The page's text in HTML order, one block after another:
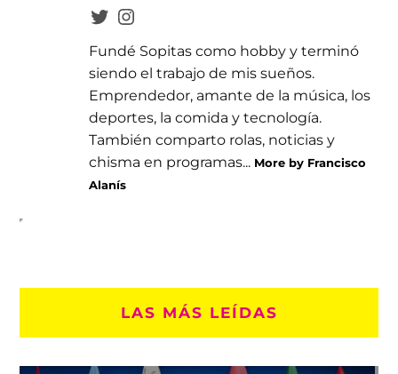
Fundé Sopitas como hobby y terminó
siendo el trabajo de mis sueños.
Emprendedor, amante de la música, los
deportes, la comida y tecnología.
También comparto rolas, noticias y
chisma en programas... More by Francisco
Alanís
LAS MÁS LEÍDAS